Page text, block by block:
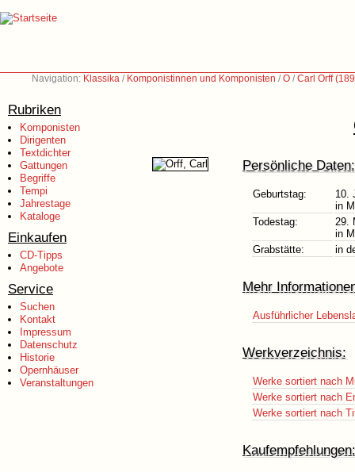
Navigation: Klassika / Komponistinnen und Komponisten /O /Carl Orff
Rubriken
Komponisten
Dirigenten
Textdichter
Gattungen
Begriffe
Tempi
Jahrestage
Kataloge
Einkaufen
CD-Tipps
Angebote
Service
Suchen
Kontakt
Impressum
Datenschutz
Historie
Opernhäuser
Veranstaltungen
Persönliche Daten:
Geburtstag:
10.
in
Todestag:
29.
in
Grabstätte:
in
Mehr
Ausführlicher
Werkverzeichnis:
Werke sortiert nach
Werke sortiert nach
Werke sortiert nach
Kaufempfehlungen: